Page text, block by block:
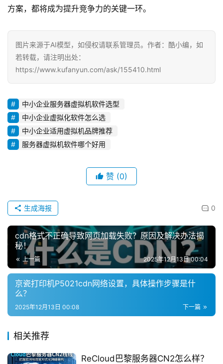
方案，都将成为提升竞争力的关键一环。
图片来源于AI模型，如侵权请联系管理员。作者：酷小编，如
若转载，请注明出处：
https://www.kufanyun.com/ask/155410.html
中小企业服务器虚拟机软件选型
中小企业虚拟化软件怎么选
中小企业适用虚拟机品牌推荐
服务器虚拟机软件哪个好用
赞 (0)
0
生成海报
cdn格式不正确导致网页加载失败？原因及解决办法揭
秘！
上一篇 2025年12月13日 00:04
京瓷打印机P5021cdn网络设置，具体操作步骤是什
么？
下一篇
2025年12月13日 00:08
相关推荐
ReCloud巴黎服务器CN2怎么样？